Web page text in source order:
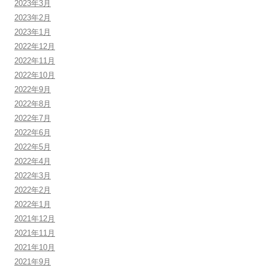
2023年3月
2023年2月
2023年1月
2022年12月
2022年11月
2022年10月
2022年9月
2022年8月
2022年7月
2022年6月
2022年5月
2022年4月
2022年3月
2022年2月
2022年1月
2021年12月
2021年11月
2021年10月
2021年9月